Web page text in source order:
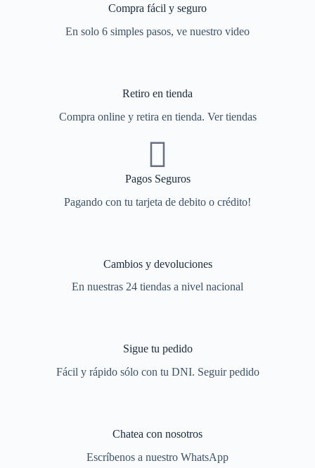
Compra fácil y seguro
En solo 6 simples pasos, ve nuestro video
Retiro en tienda
Compra online y retira en tienda. Ver tiendas
Pagos Seguros
Pagando con tu tarjeta de debito o crédito!
Cambios y devoluciones
En nuestras 24 tiendas a nivel nacional
Sigue tu pedido
Fácil y rápido sólo con tu DNI. Seguir pedido
Chatea con nosotros
Escríbenos a nuestro WhatsApp